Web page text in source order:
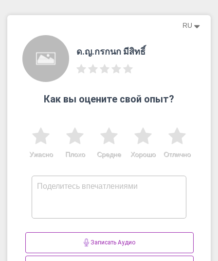
RU
ด.ญ.กรกนก มีสิทธิ์
Как вы оцените свой опыт?
Отлично
Хорошо
Средне
Плохо
Ужасно
Записать Аудио